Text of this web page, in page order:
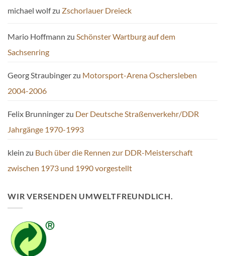
michael wolfzu Zschorlauer Dreieck
Mario Hoffmann zu Schönster Wartburg auf dem
Sachsenring
Georg Straubingerzu Motorsport-Arena Oschersleben
2004-2006
Felix Brunningerzu Der Deutsche Straßenverkehr/DDR
Jahrgänge 1970-1993
klein zu Buch über die Rennen zur DDR-Meisterschaft
zwischen 1973 und 1990 vorgestellt
WIR VERSENDEN UMWELTFREUNDLICH.